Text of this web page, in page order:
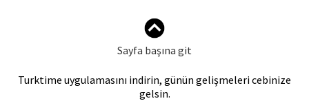
Sayfa başına git
Turktime uygulamasını indirin, günün gelişmeleri cebinize
gelsin.